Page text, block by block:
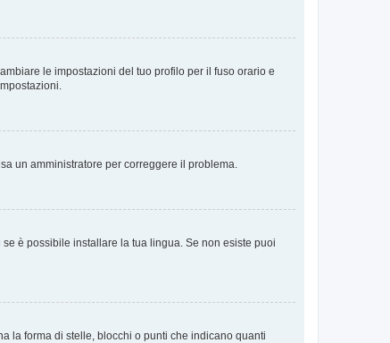
le impostazioni del tuo profilo per il fuso orario e
un amministratore per correggere il problema.
è possibile installare la tua lingua. Se non esiste puoi
la forma di stelle, blocchi o punti che indicano quanti